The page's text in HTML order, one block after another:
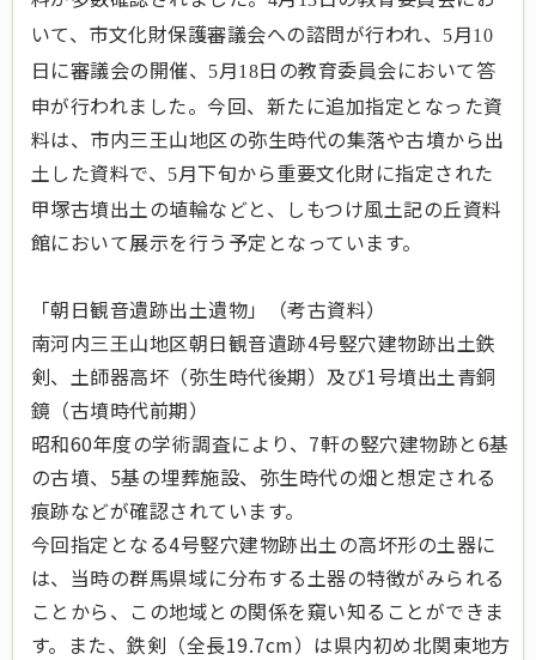
いて、市文化財保護審議会への諮問が行われ、
5月10
日に審議会の開催、 5月18日の教育委員会において答
申が行われました。今回、新たに追加指定となった資
料は、市内三王山地区の弥生時代の集落や古墳から出
土した資料で、
5月下旬から重要文化財に指定された
甲塚古墳出土の埴輪などと、しもつけ風土記の丘資料
館において展示を行う予定となっています。
「朝日観音遺跡出土遺物」（考古資料）
南河内三王山地区朝日観音遺跡4号竪穴建物跡出土鉄
剣、土師器高坏（弥生時代後期）及び1号墳出土青銅
鏡（古墳時代前期）
昭和60年度の学術調査により、7軒の竪穴建物跡と6基
の古墳、5基の埋葬施設、弥生時代の畑と想定される
痕跡などが確認されています。
今回指定となる4号竪穴建物跡出土の高坏形の土器に
は、当時の群馬県域に分布する土器の特徴がみられる
ことから、この地域との関係を窺い知ることができま
す。また、鉄剣（全長19.7cm）は県内初め北関東地方